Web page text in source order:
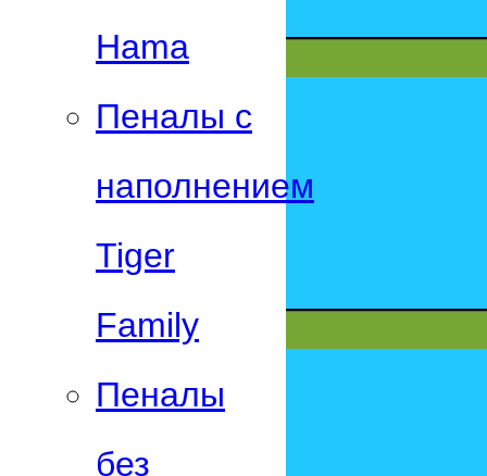
Hama
Пеналы с
наполнением
Tiger
Family
Пеналы
без